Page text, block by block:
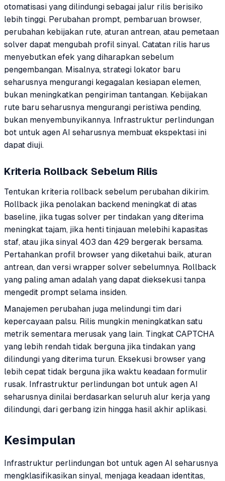
otomatisasi yang dilindungi sebagai jalur rilis berisiko
lebih tinggi. Perubahan prompt, pembaruan browser,
perubahan kebijakan rute, aturan antrean, atau pemetaan
solver dapat mengubah profil sinyal. Catatan rilis harus
menyebutkan efek yang diharapkan sebelum
pengembangan. Misalnya, strategi lokator baru
seharusnya mengurangi kegagalan kesiapan elemen,
bukan meningkatkan pengiriman tantangan. Kebijakan
rute baru seharusnya mengurangi peristiwa pending,
bukan menyembunyikannya. Infrastruktur perlindungan
bot untuk agen AI seharusnya membuat ekspektasi ini
dapat diuji.
Kriteria Rollback Sebelum Rilis
Tentukan kriteria rollback sebelum perubahan dikirim.
Rollback jika penolakan backend meningkat di atas
baseline, jika tugas solver per tindakan yang diterima
meningkat tajam, jika henti tinjauan melebihi kapasitas
staf, atau jika sinyal 403 dan 429 bergerak bersama.
Pertahankan profil browser yang diketahui baik, aturan
antrean, dan versi wrapper solver sebelumnya. Rollback
yang paling aman adalah yang dapat dieksekusi tanpa
mengedit prompt selama insiden.
Manajemen perubahan juga melindungi tim dari
kepercayaan palsu. Rilis mungkin meningkatkan satu
metrik sementara merusak yang lain. Tingkat CAPTCHA
yang lebih rendah tidak berguna jika tindakan yang
dilindungi yang diterima turun. Eksekusi browser yang
lebih cepat tidak berguna jika waktu keadaan formulir
rusak. Infrastruktur perlindungan bot untuk agen AI
seharusnya dinilai berdasarkan seluruh alur kerja yang
dilindungi, dari gerbang izin hingga hasil akhir aplikasi.
Kesimpulan
Infrastruktur perlindungan bot untuk agen AI seharusnya
mengklasifikasikan sinyal, menjaga keadaan identitas,